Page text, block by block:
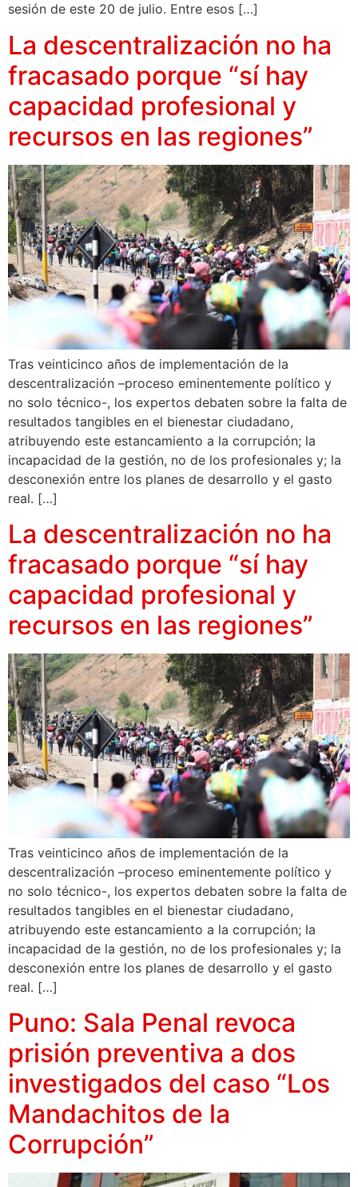
sesión de este 20 de julio. Entre esos […]
La descentralización no ha
fracasado porque “sí hay
capacidad profesional y
recursos en las regiones”
Tras veinticinco años de implementación de la
descentralización –proceso eminentemente político y
no solo técnico-, los expertos debaten sobre la falta de
resultados tangibles en el bienestar ciudadano,
atribuyendo este estancamiento a la corrupción; la
incapacidad de la gestión, no de los profesionales y; la
desconexión entre los planes de desarrollo y el gasto
real. […]
La descentralización no ha
fracasado porque “sí hay
capacidad profesional y
recursos en las regiones”
Tras veinticinco años de implementación de la
descentralización –proceso eminentemente político y
no solo técnico-, los expertos debaten sobre la falta de
resultados tangibles en el bienestar ciudadano,
atribuyendo este estancamiento a la corrupción; la
incapacidad de la gestión, no de los profesionales y; la
desconexión entre los planes de desarrollo y el gasto
real. […]
Puno: Sala Penal revoca
prisión preventiva a dos
investigados del caso “Los
Mandachitos de la
Corrupción”